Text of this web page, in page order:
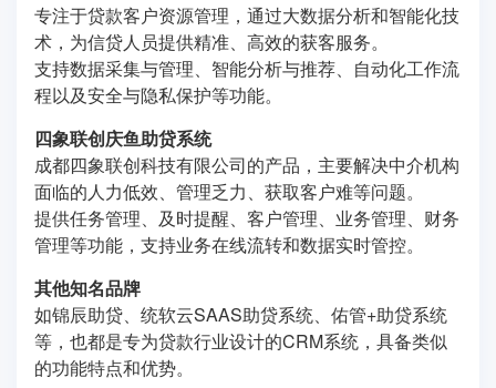
专注于贷款客户资源管理，通过大数据分析和智能化技
术，为信贷人员提供精准、高效的获客服务。
支持数据采集与管理、智能分析与推荐、自动化工作流
程以及安全与隐私保护等功能。
四象联创庆鱼助贷系统
成都四象联创科技有限公司的产品，主要解决中介机构
面临的人力低效、管理乏力、获取客户难等问题。
提供任务管理、及时提醒、客户管理、业务管理、财务
管理等功能，支持业务在线流转和数据实时管控。
其他知名品牌
如锦辰助贷、统软云SAAS助贷系统、佑管+助贷系统
等，也都是专为贷款行业设计的CRM系统，具备类似
的功能特点和优势。